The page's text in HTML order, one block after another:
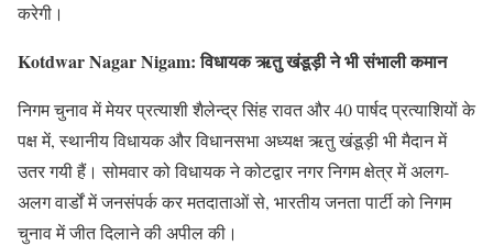
करेगी।
Kotdwar Nagar Nigam:विधायक ऋतु खंडूड़ी ने भी संभाली कमान
निगम चुनाव में मेयर प्रत्याशी शैलेन्द्र सिंह रावत और 40 पार्षद प्रत्याशियों के
पक्ष में, स्थानीय विधायक और विधानसभा अध्यक्ष ऋतु खंडूड़ी भी मैदान में
उतर गयी हैं। सोमवार को विधायक ने कोटद्वार नगर निगम क्षेत्र में अलग-
अलग वार्डों में जनसंपर्क कर मतदाताओं से, भारतीय जनता पार्टी को निगम
चुनाव में जीत दिलाने की अपील की।